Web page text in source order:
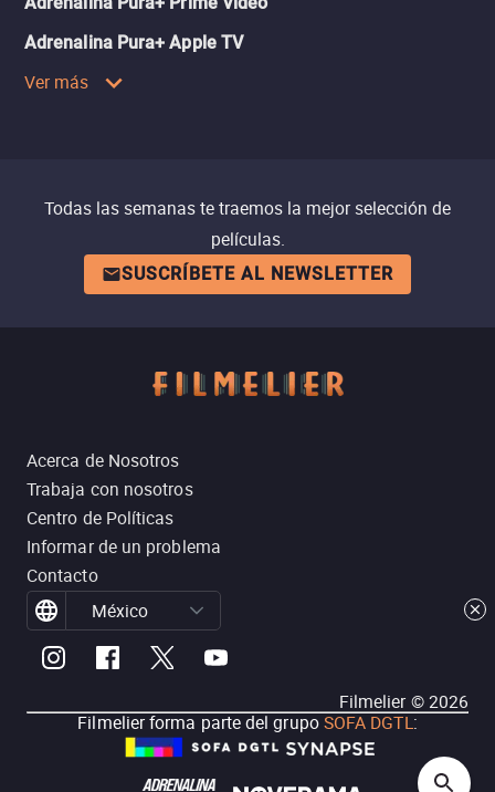
Adrenalina Pura+ Apple TV
Ver más
Todas las semanas te traemos la mejor selección de
películas.
SUSCRÍBETE AL NEWSLETTER
Acerca de Nosotros
Trabaja con nosotros
Centro de Políticas
Informar de un problema
Contacto
México
Filmelier ©2026
Filmelier forma parte del grupoSOFA DGTL: